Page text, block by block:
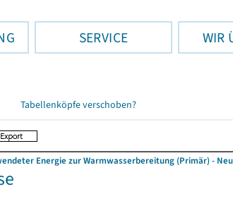
SERVICE WIR
Tabellenköpfe verschoben?
Energie zur Warmwasserbereitung (Primär) -